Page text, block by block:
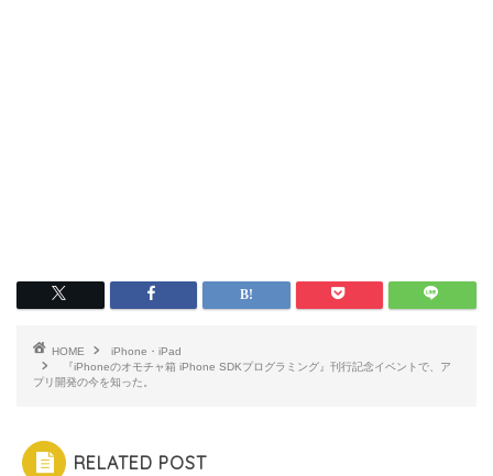
HOME
iPhone・iPad
『iPhoneのオモチャ箱 iPhone SDKプログラミング』刊行記念イベントで、ア
プリ開発の今を知った。
RELATED POST